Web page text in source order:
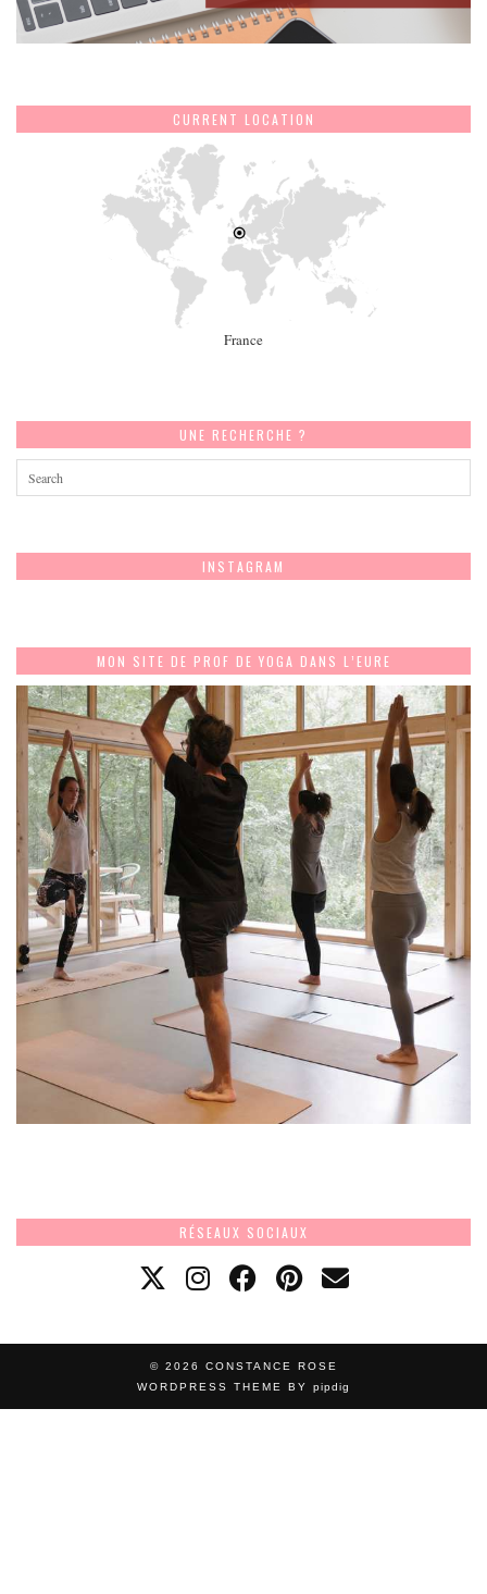
CURRENT LOCATION
France
UNE RECHERCHE ?
INSTAGRAM
MON SITE DE PROF DE YOGA DANS L’EURE
RÉSEAUX SOCIAUX
© 2026 CONSTANCE ROSE
WORDPRESS THEME BY pipdig